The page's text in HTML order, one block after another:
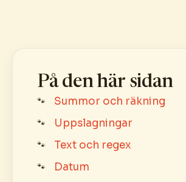
På den här sidan
Summor och räkning
Uppslagningar
Text och regex
Datum